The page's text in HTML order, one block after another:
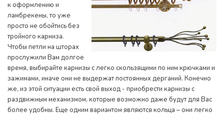
к оформлению и
ламбрекены, то уже
просто не обойтись без
тройного карниза.
Чтобы петли на шторах
прослужили Вам долгое
время, выбирайте карнизы с легко скользящими по ним крючками и
зажимами, иначе они не выдержат постоянных дерганий. Конечно
же, из этой ситуации есть свой выход - приобрести карнизы с
раздвижным механизмом, которые возможно даже будут для Вас
более удобны. Еще одним вариантом являются кольца – они легко